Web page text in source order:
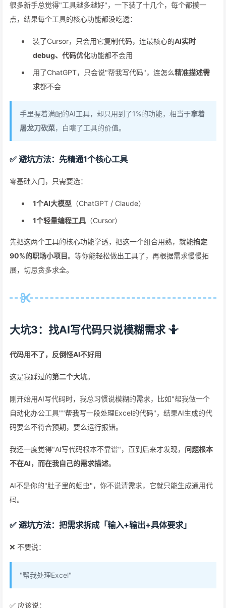
很多新手总觉得"工具越多越好"，一下装了十几个，每个都摸一
点，结果每个工具的核心功能都没吃透：
装了Cursor，只会用它复制代码，连最核心的AI实时
debug、代码优化功能都不会用
用了ChatGPT，只会说"帮我写代码"，连怎么精准描述需
求都不会
手里握着满配的AI工具，却只用到了1%的功能，相当于拿着
屠龙刀砍菜，白瞎了工具的价值。
✅ 避坑方法：先精通1个核心工具
零基础入门，只需要选：
1个AI大模型 （ChatGPT / Claude）
1个轻量编程工具 （Cursor）
先把这两个工具的核心功能学透，把这一个组合用熟，就能搞定
90%的职场小项目。等你能轻松做出工具了，再根据需求慢慢拓
展，切忌贪多求全。
大坑3：找AI写代码只说模糊需求 🤷
代码用不了，反倒怪AI不好用
这是我踩过的第二个大坑。
刚开始用AI写代码时，我总习惯说模糊的需求，比如"帮我做一个
自动化办公工具""帮我写一段处理Excel的代码"，结果AI生成的代
码要么不符合预期，要么运行报错。
我还一度觉得"AI写代码根本不靠谱"，直到后来才发现， 问题根本
不在AI，而在我自己的需求描述。
AI不是你的"肚子里的蛔虫"，你不说清需求，它就只能生成通用代
码。
✅ 避坑方法：把需求拆成「输入+输出+具体要求」
❌ 不要说：
"帮我处理Excel"
✅ 应该说：